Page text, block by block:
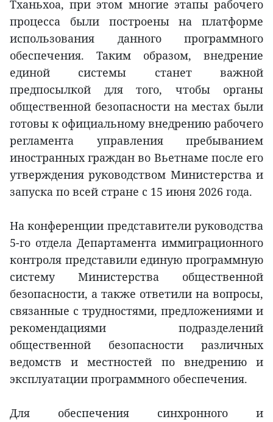
Тханьхоа, при этом многие этапы рабочего
процесса были построены на платформе
использования данного программного
обеспечения. Таким образом, внедрение
единой системы станет важной
предпосылкой для того, чтобы органы
общественной безопасности на местах были
готовы к официальному внедрению рабочего
регламента управления пребыванием
иностранных граждан во Вьетнаме после его
утверждения руководством Министерства и
запуска по всей стране с 15 июня 2026 года.
На конференции представители руководства
5-го отдела Департамента иммиграционного
контроля представили единую программную
систему Министерства общественной
безопасности, а также ответили на вопросы,
связанные с трудностями, предложениями и
рекомендациями подразделений
общественной безопасности различных
ведомств и местностей по внедрению и
эксплуатации программного обеспечения.
Для обеспечения синхронного и